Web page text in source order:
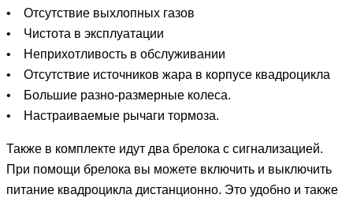
• Отсутствие выхлопных газов
• Чистота в эксплуатации
• Неприхотливость в обслуживании
• Отсутствие источников жара в корпусе квадроцикла
• Большие разно-размерные колеса.
• Настраиваемые рычаги тормоза.
Также в комплекте идут два брелока с сигнализацией.
При помощи брелока вы можете включить и выключить
питание квадроцикла дистанционно. Это удобно и также